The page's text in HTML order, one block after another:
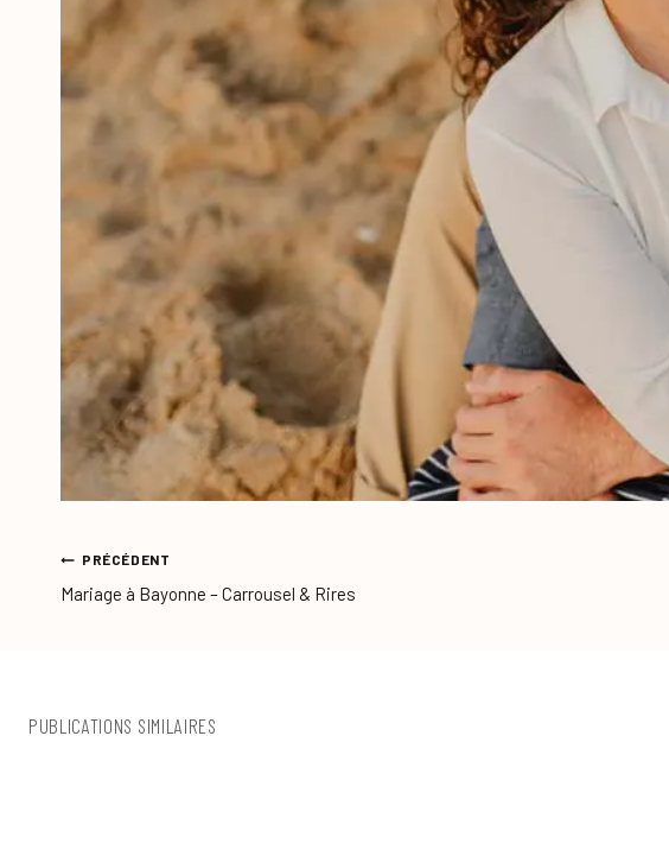
NAVIGATION
L’ARTICLE
PRÉCÉDENT
Mariage à Bayonne – Carrousel & Rires
PUBLICATIONS SIMILAIRES